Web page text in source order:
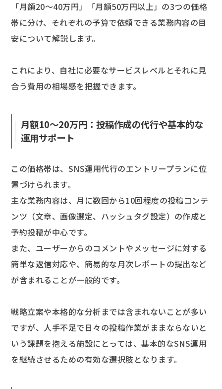
「月額20〜40万円」「月額50万円以上」の3つの価格
帯に分け、それぞれの予算で依頼できる業務内容の目
安について解説します。
これにより、自社に必要なサービスレベルとそれに見
合う費用の相場感を把握できます。
月額10〜20万円：投稿作成の代行や基本的な
運用サポート
この価格帯は、SNS運用代行のエントリープランに位
置づけられます。
主な業務内容は、月に数回から10回程度の投稿コンテ
ンツ（文章、画像選定、ハッシュタグ設定）の作成と
予約投稿が中心です。
また、ユーザーからのコメントやメッセージに対する
簡単な返信対応や、簡易的な月次レポートの提出など
が含まれることが一般的です。
戦略立案や本格的な分析までは含まれないことが多い
ですが、人手不足で日々の投稿作業がままならないと
いう課題を抱える施設にとっては、基本的なSNS運用
を継続させるための有効な選択肢となります。